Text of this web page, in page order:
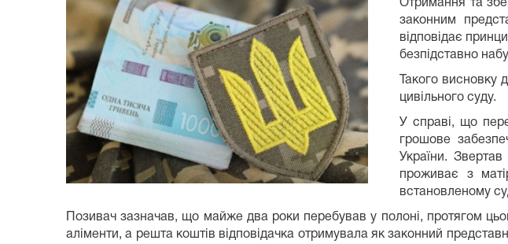
Отримання та
законним
відповідає
безпідставно
Такого висновку
цивільного суду.
У справі, що
грошове
України.
проживає з
встановленому
Позивач зазначав, що майже два роки перебував у полоні, протягом
аліменти, а решта коштів відповідачка отримувала як законний